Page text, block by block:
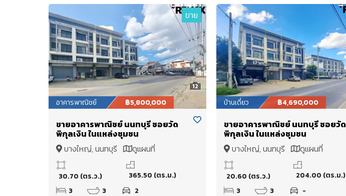
12
ขาย
อาคารพาณิชย์ ฿5,800,000
ขายอาคารพาณิชย์ นนทบุรี ซอยวัด
พิกุลเงิน ในแหล่งชุมชน
บางใหญ่, นนทบุรี
ดูแผนที่
30.70 (ตร.ว.)
365.50 (ตร.ม.)
3
3 2
บ้านเดี่ยว ฿4,690,000
ขายอาคารพาณิชย์ นนทบุรี ซอยวัด
พิกุลเงิน ในแหล่งชุมชน
บางใหญ่, นนทบุรี
ดูแผนที่
20.60 (ตร.ว.)
204.00 (ตร.ม.)
3
3 -